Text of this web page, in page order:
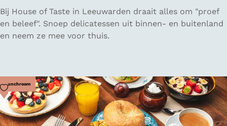
D
e
l
t
e
s
s
Bij House of Taste in Leeuwarden draait alles om "proef
en beleef". Snoep delicatessen uit binnen- en buitenland
en neem ze mee voor thuis.
Lunchroom
Voeg toe als favoriet